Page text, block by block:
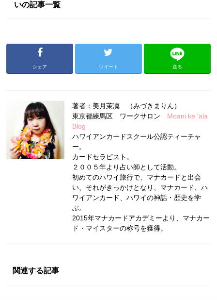
いの記事一覧
シェア ツイート 送る
著者：美月茉凜 （みづきまりん）
東京都練馬区 ワークサロン Moani ke 'ala
Blog
ハワイアンカードスクール公認ティーチャ
ー。
カードセラピスト。
２００５年より占い師として活動。
初めてのハワイ旅行で、マナカードと出会
い、それがきっかけとなり、マナカード、ハ
ワイアンカード、ハワイの神話・歴史を学
ぶ。
2015年マナカードアカデミーより、マナカー
ド・マイスターの称号を獲得。
関連する記事